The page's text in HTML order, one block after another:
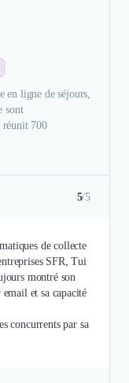
en ligne de séjours,
sont
réunit 700
5/5
de collecte
SFR, Tui
montré son
et sa capacité
concurrents par sa